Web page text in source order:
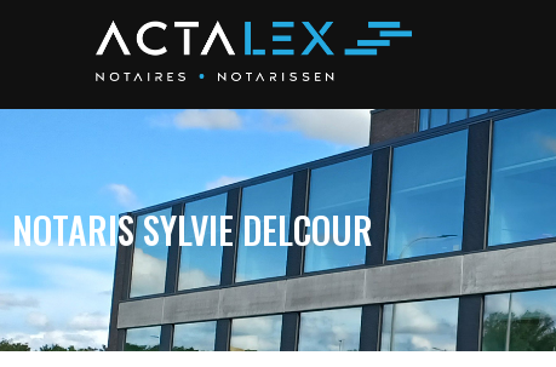
NOTARIS SYLVIE DELCOUR